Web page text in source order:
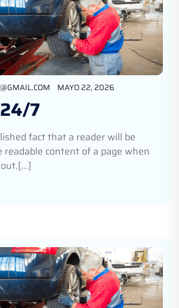
MAYO 22, 2026
7
fact that a reader will be
content of a page when